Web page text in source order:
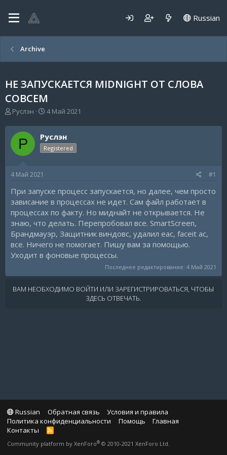
Russian
Archive
НЕ ЗАПУСКАЕТСЯ MIDNIGHT ОТ СЛОВА
СОВСЕМ
А
т
о
р
м
Руслэн
Д
т
а
н
а
4 Май 2021
Р Руслэн
Registered
4 Май 2021 #1
При запуске процесс запускается, но далее, чем просто
зависание в процессах не идет. Сам файл работает в
процессах по факту. Но миднайт не открывается. Не
знаю, что делать. Перепробовал все. SmartScreen,
Брандмауэр, Защитник виндовс, удалил eac, faceit ac,
все. Ничего не помогает. Пишу вам за помощью.
Уходит в фоновые процессы.
Последнее редактирование: 4 Май 2021
ВАМ НЕОБХОДИМО ВОЙТИ ИЛИ ЗАРЕГИСТРИРОВАТЬСЯ, ЧТОБЫ
ЗДЕСЬ ОТВЕЧАТЬ.
Russian Обратная связь
Условия и правила
Политика конфиденциальности
Помощь
Главная
Контакты
R
S
Community platform by XenForo® © 2010-2021 XenForo Ltd.